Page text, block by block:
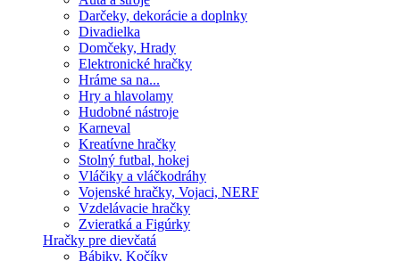
Darčeky, dekorácie a doplnky
Divadielka
Domčeky, Hrady
Elektronické hračky
Hráme sa na...
Hry a hlavolamy
Hudobné nástroje
Karneval
Kreatívne hračky
Stolný futbal, hokej
Vláčiky a vláčkodráhy
Vojenské hračky, Vojaci, NERF
Vzdelávacie hračky
Zvieratká a Figúrky
Hračky pre dievčatá
Bábiky, Kočíky